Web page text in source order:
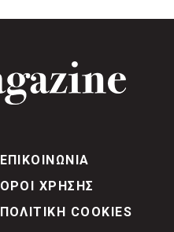
ΕΠΙΚΟΙΝΩΝΙΑ
ΟΡΟΙ ΧΡΗΣΗΣ
ΠΟΛΙΤΙΚΗ COOKIES